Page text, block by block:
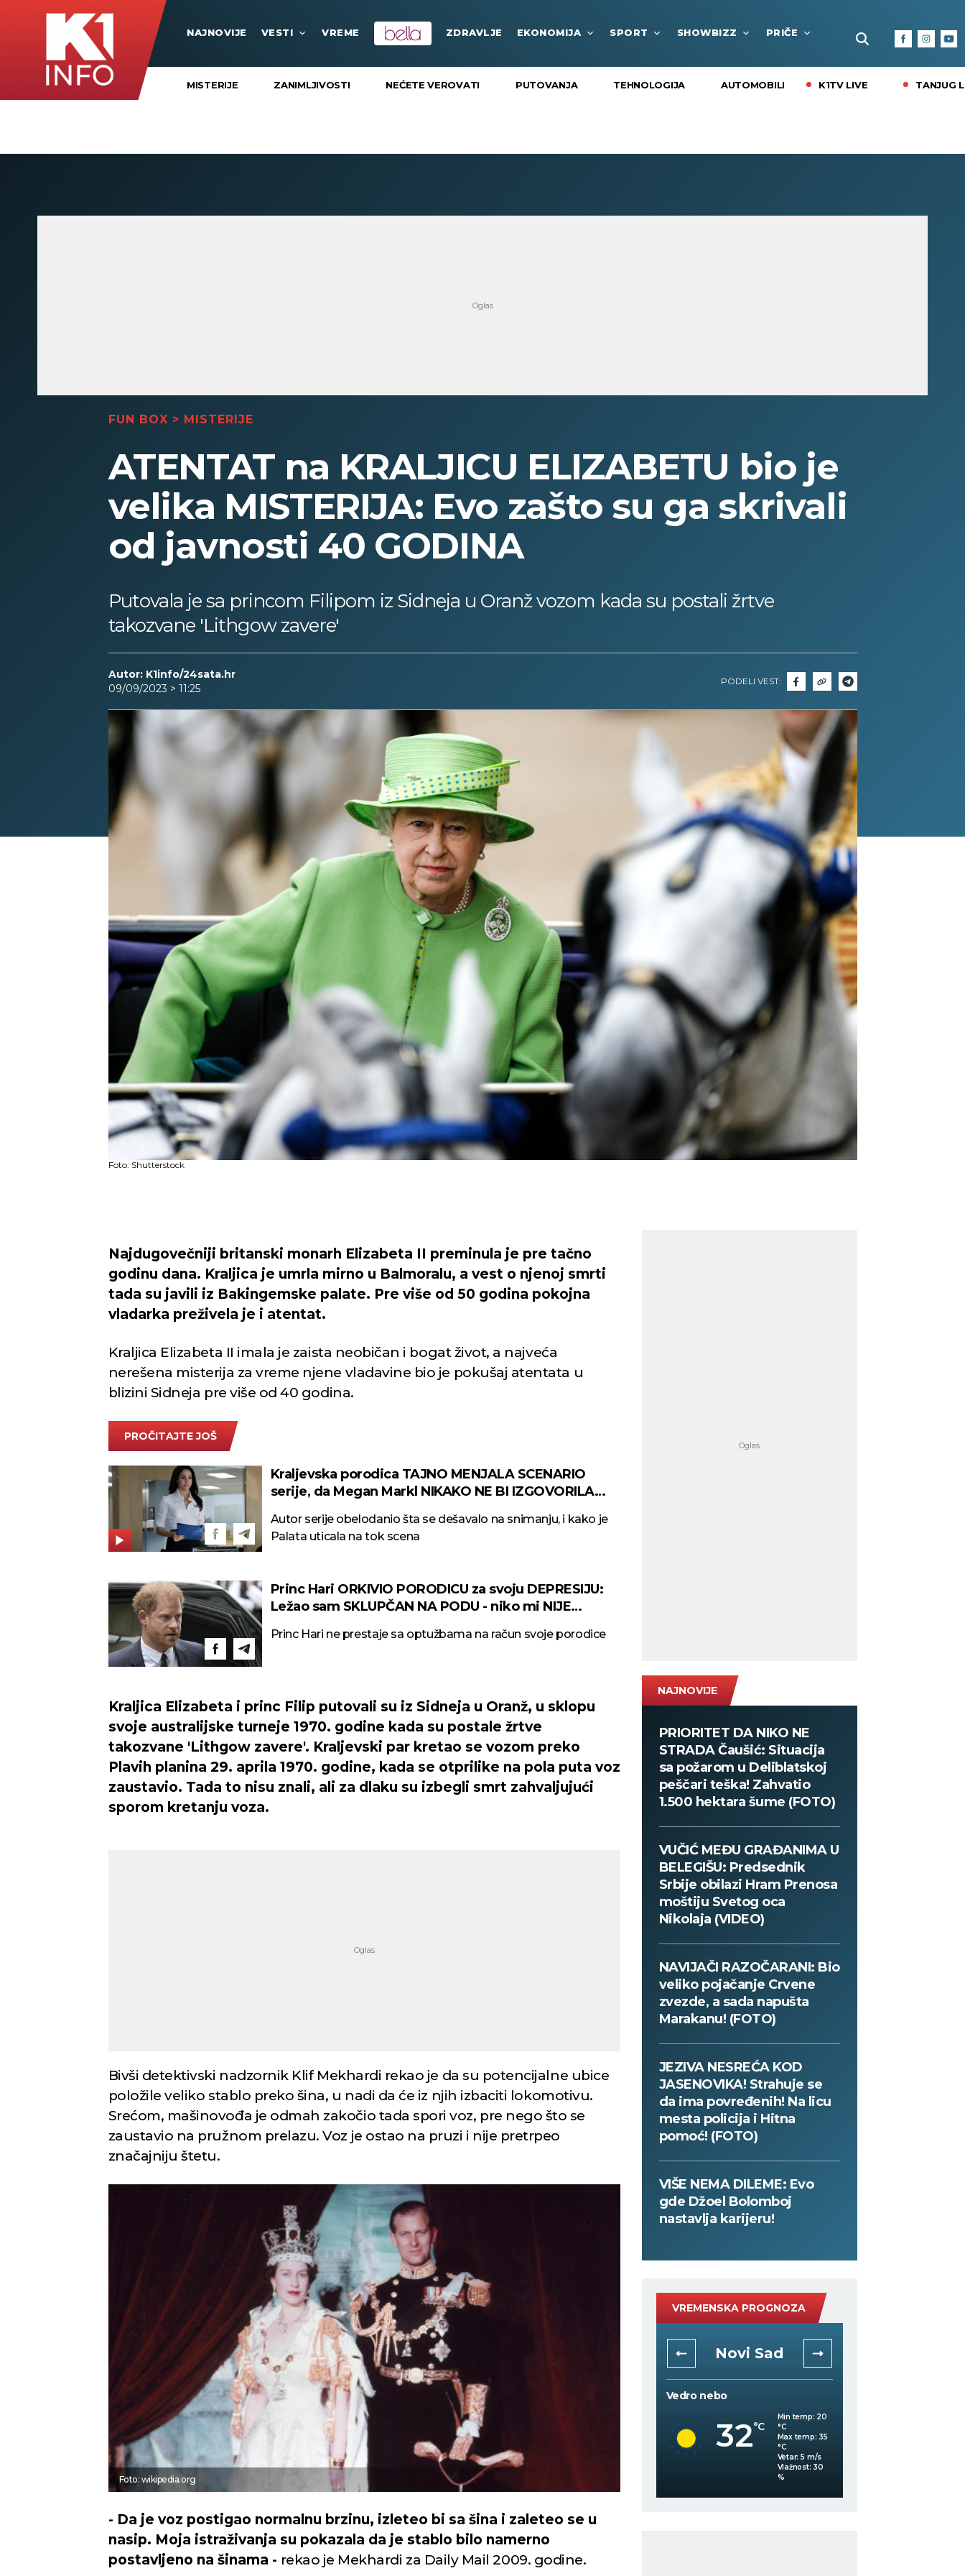
NAJNOVIJE VESTI VREME ZDRAVLJE EKONOMIJA SPORT SHOWBIZZ PRIČE FUN BOX KULTURA I
MISTERIJE ZANIMLJIVOSTI NEĆETE VEROVATI PUTOVANJA TEHNOLOGIJA AUTOMOBILI K1TV LIVE TANJUG
FUN BOX > MISTERIJE
ATENTAT na KRALJICU ELIZABETU bio je
velika MISTERIJA: Evo zašto su ga skrivali
od javnosti 40 GODINA
Putovala je sa princom Filipom iz Sidneja u Oranž vozom kada su postali žrtve
takozvane 'Lithgow zavere'
Autor: K1info/24sata.hr
09/09/2023 > 11:25
PODELI VEST:
Foto: Shutterstock
Najdugovečniji britanski monarh Elizabeta II preminula je pre tačno
godinu dana. Kraljica je umrla mirno u Balmoralu, a vest o njenoj smrti
tada su javili iz Bakingemske palate. Pre više od 50 godina pokojna
vladarka preživela je i atentat.
Kraljica Elizabeta II imala je zaista neobičan i bogat život, a najveća
nerešena misterija za vreme njene vladavine bio je pokušaj atentata u
blizini Sidneja pre više od 40 godina.
PROČITAJTE JOŠ
Kraljevska porodica TAJNO MENJALA SCENARIO
serije, da Megan Markl NIKAKO NE BI IZGOVORILA
Autor serije obelodanio šta se dešavalo na snimanju, i kako je
Palata uticala na tok scena
Princ Hari ORKIVIO PORODICU za svoju DEPRESIJU:
Ležao sam SKLUPČAN NA PODU - niko mi NIJE
Princ Hari ne prestaje sa optužbama na račun svoje porodice
Kraljica Elizabeta i princ Filip putovali su iz Sidneja u Oranž, u sklopu
svoje australijske turneje 1970. godine kada su postale žrtve
takozvane 'Lithgow zavere'. Kraljevski par kretao se vozom preko
Plavih planina 29. aprila 1970. godine, kada se otprilike na pola puta voz
zaustavio. Tada to nisu znali, ali za dlaku su izbegli smrt zahvaljujući
sporom kretanju voza.
Bivši detektivski nadzornik Klif Mekhardi rekao je da su potencijalne ubice
položile veliko stablo preko šina, u nadi da će iz njih izbaciti lokomotivu.
Srećom, mašinovođa je odmah zakočio tada spori voz, pre nego što se
zaustavio na pružnom prelazu. Voz je ostao na pruzi i nije pretrpeo
značajniju štetu.
Foto: wikipedia.org
- Da je voz postigao normalnu brzinu, izleteo bi sa šina i zaleteo se u
nasip. Moja istraživanja su pokazala da je stablo bilo namerno
postavljeno na šinama - rekao je Mekhardi za Daily Mail 2009. godine.
NAJNOVIJE
PRIORITET DA NIKO NE
STRADA Čaušić: Situacija
sa požarom u Deliblatskoj
peščari teška! Zahvatio
1.500 hektara šume (FOTO)
VUČIĆ MEĐU GRAĐANIMA U
BELEGIŠU: Predsednik
Srbije obilazi Hram Prenosa
moštiju Svetog oca
Nikolaja (VIDEO)
NAVIJAČI RAZOČARANI: Bio
veliko pojačanje Crvene
zvezde, a sada napušta
Marakanu! (FOTO)
JEZIVA NESREĆA KOD
JASENOVIKA! Strahuje se
da ima povređenih! Na licu
mesta policija i Hitna
pomoć! (FOTO)
VIŠE NEMA DILEME: Evo
gde Džoel Bolomboj
nastavlja karijeru!
VREMENSKA PROGNOZA
Novi Sad
Vedro nebo
32 Min temp:
Max temp:
Vetar:
Vlažnost:30
Niš
Mestimično oblačno
33
36
Vetar:6 m/s
Vlažnost:29
Vedro nebo
32
Novi Sad
Vedro nebo
32°C
Min temp: 20
°C
Max temp: 35
°C
Vetar: 5 m/s
Vlažnost: 30
%